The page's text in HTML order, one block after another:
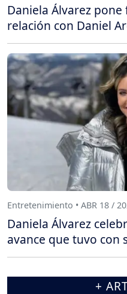
Daniela Álvarez
relación con Daniel
Entretenimiento • ABR 18 /
Daniela Álvarez
avance que tuvo con
+